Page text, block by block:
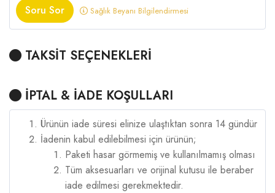
Soru Sor Sağlık Beyanı Bilgilendirmesi
TAKSİT SEÇENEKLERİ
İPTAL & İADE KOŞULLARI
Ürünün iade süresi elinize ulaştıktan sonra 14 gündür
İadenin kabul edilebilmesi için ürünün;
Paketi hasar görmemiş ve kullanılmamış olması
Tüm aksesuarları ve orijinal kutusu ile beraber
iade edilmesi gerekmektedir.